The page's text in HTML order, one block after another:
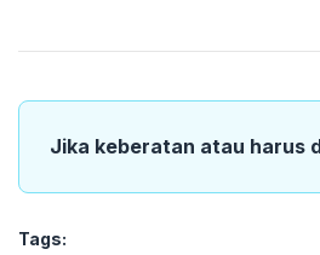
Jika keberatan atau harus
Tags: